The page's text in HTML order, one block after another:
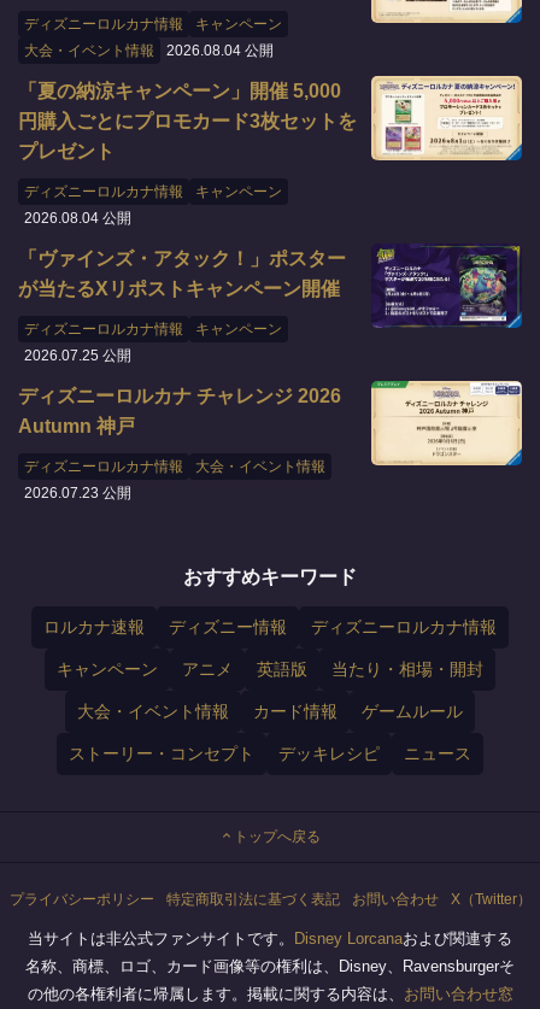
ディズニーロルカナ情報
キャンペーン
大会・イベント情報
2026.08.04 公開
「夏の納涼キャンペーン」開催 5,000
円購入ごとにプロモカード3枚セットを
プレゼント
ディズニーロルカナ情報
キャンペーン
2026.08.04 公開
「ヴァインズ・アタック！」ポスター
が当たるXリポストキャンペーン開催
ディズニーロルカナ情報
キャンペーン
2026.07.25 公開
ディズニーロルカナ チャレンジ 2026
Autumn 神戸
ディズニーロルカナ情報
大会・イベント情報
2026.07.23 公開
おすすめキーワード
ロルカナ速報 ディズニー情報 ディズニーロルカナ情報
キャンペーン アニメ 英語版 当たり・相場・開封
大会・イベント情報 カード情報 ゲームルール
ストーリー・コンセプト デッキレシピ ニュース
トップへ戻る
プライバシーポリシー 特定商取引法に基づく表記 お問い合わせ X（Twitter）
当サイトは非公式ファンサイトです。 Disney Lorcanaおよび関連する
名称、商標、ロゴ、カード画像等の権利は、Disney、Ravensburgerそ
の他の各権利者に帰属します。掲載に関する内容は、 お問い合わせ窓